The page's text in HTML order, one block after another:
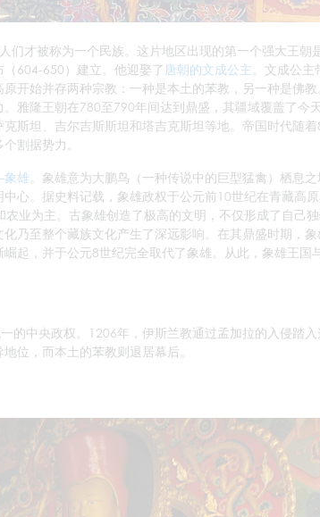
们才被称为一个民族。这片地区出现的第一个强大王朝
604-650）建立。他迎娶了 唐朝的文成公主 。文成公
始并存两种宗教：一种是本土的苯教，另一种是佛教
雅隆王朝在780至790年间达到鼎盛，其疆域覆盖了今
斯坦、吉尔吉斯斯坦和塔吉克斯坦等地。帝国时代随
割据势力。
雄 。象雄意为大鹏鸟（一种传说中的巨型猛禽）栖息
心。据史料记载，象雄政权于公元前10世纪在青藏高
业为主。古象雄创造了极高的文明，不仅形成了自己
乃至整个藏族文化产生了深远影响。在其鼎盛时期，
起，并于公元8世纪完全取代了象雄。从此，象雄王国
的中央政权。1206年，伊斯兰教通过孟加拉的入侵踏
位，而本土的苯教则退居幕后。